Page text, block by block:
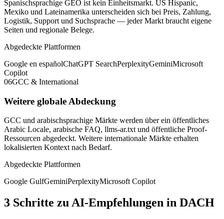
Spanischsprachige GEO ist kein Einheitsmarkt. US Hispanic,
Mexiko und Lateinamerika unterscheiden sich bei Preis, Zahlung,
Logistik, Support und Suchsprache — jeder Markt braucht eigene
Seiten und regionale Belege.
Abgedeckte Plattformen
Google en españolChatGPT SearchPerplexityGeminiMicrosoft
Copilot
06GCC & International
Weitere globale Abdeckung
GCC und arabischsprachige Märkte werden über ein öffentliches
Arabic Locale, arabische FAQ, llms-ar.txt und öffentliche Proof-
Ressourcen abgedeckt. Weitere internationale Märkte erhalten
lokalisierten Kontext nach Bedarf.
Abgedeckte Plattformen
Google GulfGeminiPerplexityMicrosoft Copilot
3 Schritte zu AI-Empfehlungen in DACH